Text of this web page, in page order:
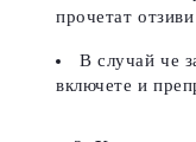
прочетат
В случай че
включете и